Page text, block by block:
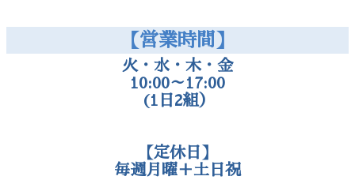
【営業時間】
火・水・木・金
10:00～17:00
(1日2組）
【定休日】
毎週月曜＋土日祝